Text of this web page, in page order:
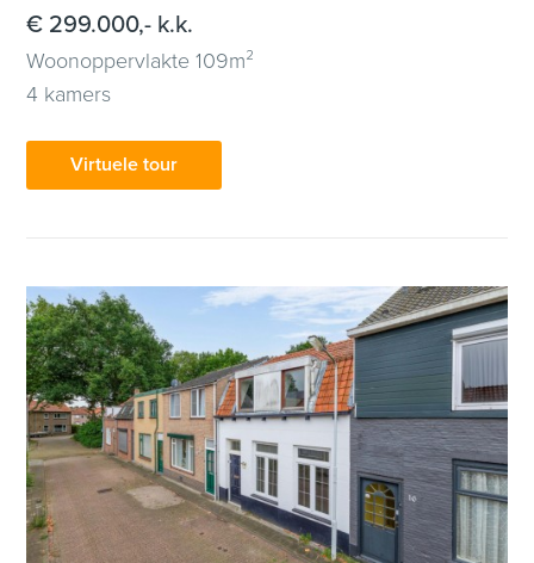
€ 299.000,- k.k.
Woonoppervlakte 109m²
4 kamers
Virtuele tour